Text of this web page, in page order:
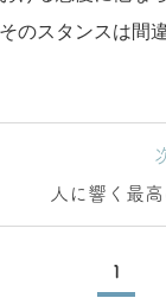
のスタンスは間
人に響く最
1